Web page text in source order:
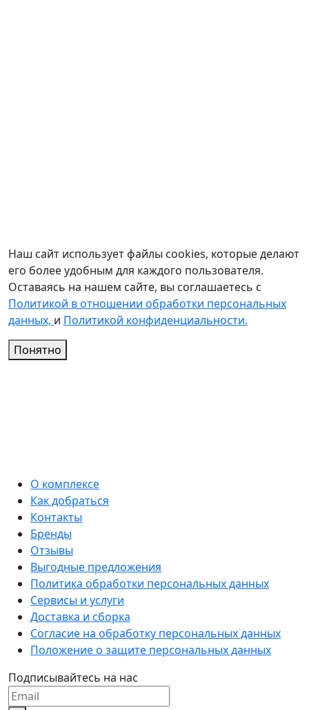
Наш сайт использует файлы cookies, которые делают
его более удобным для каждого пользователя.
Оставаясь на нашем сайте, вы соглашаетесь с
Политикой в отношении обработки персональных
данных, и Политикой конфиденциальности.
Понятно
О комплексе
Как добраться
Контакты
Бренды
Отзывы
Выгодные предложения
Политика обработки персональных данных
Сервисы и услуги
Доставка и сборка
Согласие на обработку персональных данных
Положение о защите персональных данных
Подписывайтесь на нас